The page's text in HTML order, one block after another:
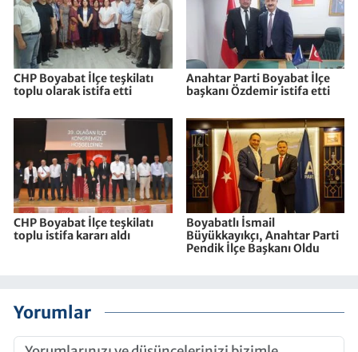
CHP Boyabat İlçe teşkilatı
toplu olarak istifa etti
Anahtar Parti Boyabat İlçe
başkanı Özdemir istifa etti
CHP Boyabat İlçe teşkilatı
toplu istifa kararı aldı
Boyabatlı İsmail
Büyükkayıkçı, Anahtar Parti
Pendik İlçe Başkanı Oldu
Yorumlar